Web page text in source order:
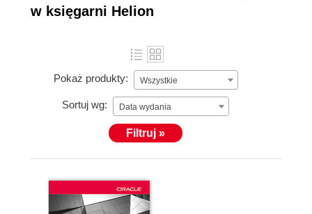
w księgarni Helion
Pokaż produkty: Wszystkie
Sortuj wg: Data wydania
Filtruj »